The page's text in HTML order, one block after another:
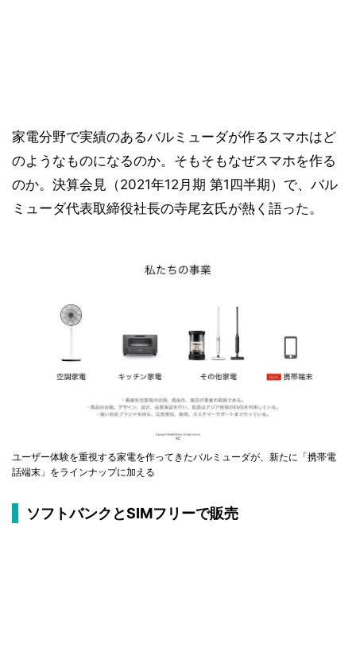
家電分野で実績のあるバルミューダが作るスマホはど
のようなものになるのか。そもそもなぜスマホを作る
のか。決算会見（2021年12月期 第1四半期）で、バル
ミューダ代表取締役社長の寺尾玄氏が熱く語った。
ユーザー体験を重視する家電を作ってきたバルミューダが、新たに「携帯電
話端末」をラインナップに加える
ソフトバンクとSIMフリーで販売